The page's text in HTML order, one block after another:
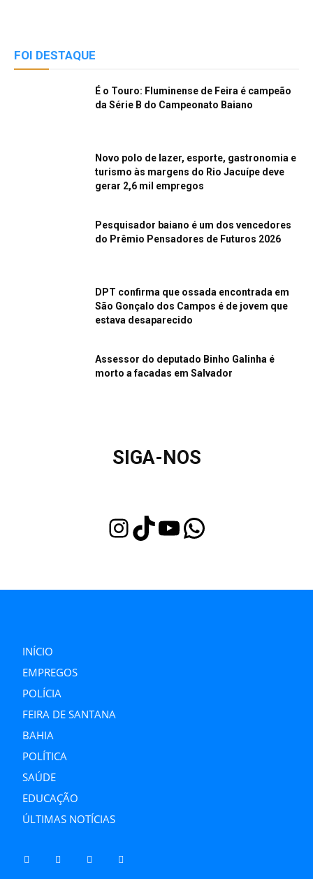
FOI DESTAQUE
É o Touro: Fluminense de Feira é campeão
da Série B do Campeonato Baiano
Novo polo de lazer, esporte, gastronomia e
turismo às margens do Rio Jacuípe deve
gerar 2,6 mil empregos
Pesquisador baiano é um dos vencedores
do Prêmio Pensadores de Futuros 2026
DPT confirma que ossada encontrada em
São Gonçalo dos Campos é de jovem que
estava desaparecido
Assessor do deputado Binho Galinha é
morto a facadas em Salvador
SIGA-NOS
InstagramTikTok Youtube WhatsApp
INÍCIO
EMPREGOS
POLÍCIA
FEIRA DE SANTANA
BAHIA
POLÍTICA
SAÚDE
EDUCAÇÃO
ÚLTIMAS NOTÍCIAS